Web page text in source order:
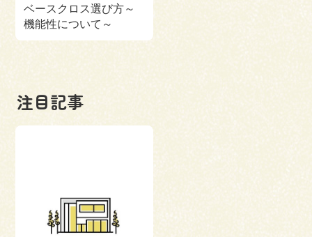
ベースクロス選び方～
機能性について～
注目記事